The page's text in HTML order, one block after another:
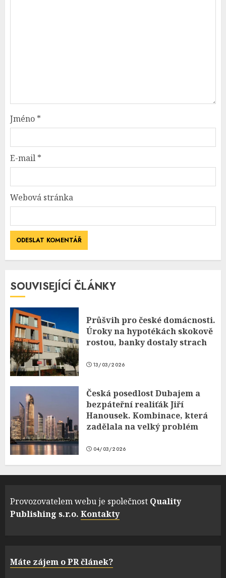
Jméno *
E-mail *
Webová stránka
SOUVISEJÍCÍ ČLÁNKY
Průšvih pro české domácnosti.
Úroky na hypotékách skokově
rostou, banky dostaly strach
13/03/2026
Česká posedlost Dubajem a
bezpáteřní realiťák Jiří
Hanousek. Kombinace, která
zadělala na velký problém
04/03/2026
Provozovatelem webu je společnost Quality
Publishing s.r.o. Kontakty
Máte zájem o PR článek?